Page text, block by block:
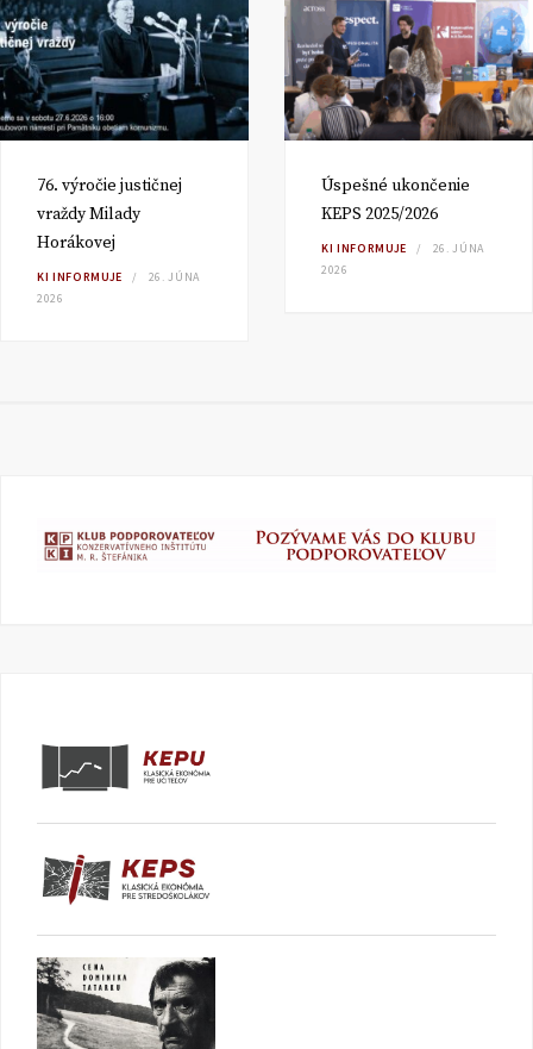
76. výročie justičnej
vraždy Milady
Horákovej
KI INFORMUJE
26. JÚNA
2026
Úspešné ukončenie
KEPS 2025/2026
KI INFORMUJE
26. JÚNA
2026